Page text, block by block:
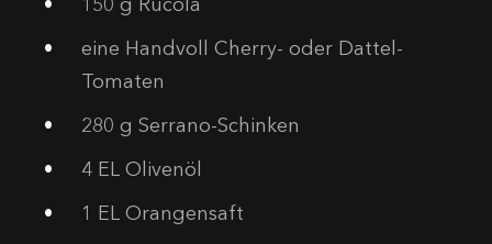
eine Handvoll Cherry- oder Dattel-
Tomaten
280 g Serrano-Schinken
4 EL Olivenöl
1 EL Orangensaft